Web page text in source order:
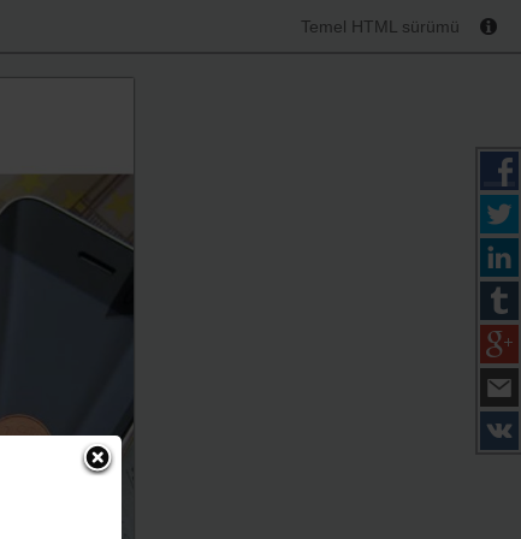
Temel HTML sürümü